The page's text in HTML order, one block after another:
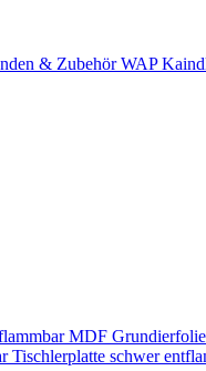
& Zubehör WAP
MDF
Tischlerplatte schwer